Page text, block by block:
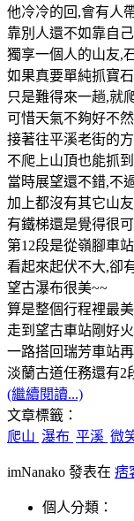
他冷冷的回,會有人
靠別人還不如靠自
獨享一個人的山友,
如果真要單純抓寶
只是難得來一趟,就
可惜天氣不夠好不
接著往平溪老街的
不爬上山頂也能抓
當時展望還不錯,不
加上都沒有其它山
有鐵梯還是覺得很
第12段是從嶺腳車
看起來起伏不大,卻
望古瀑布很美~~
算是整個行程裡最
走到望古車站剛好
一路搭回瑞芳車站
淡蘭古道任務還有2
(繼續閱讀...)
文章標籤：
爬山 瀑布 平溪 微
imNanako 發表在 痞
個人分類：